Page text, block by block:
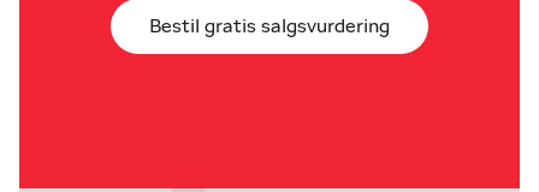
Bestil gratis salgsvurdering